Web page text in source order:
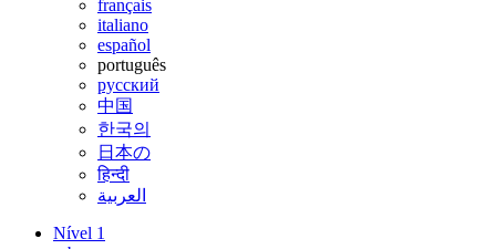
français
italiano
español
português
русский
中国
한국의
日本の
हिन्दी
العربية
Nível 1